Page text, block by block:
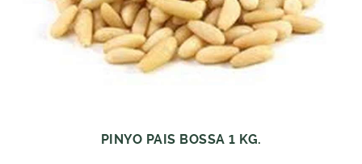
PINYO PAIS BOSSA 1 KG.